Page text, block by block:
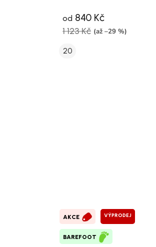
od 840 Kč
1 123 Kč (až –29 %)
20
AKCE VÝPRODEJ
BAREFOOT